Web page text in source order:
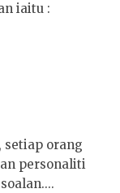
iaitu :
setiap orang
personaliti